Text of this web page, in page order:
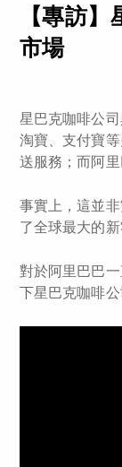
【專訪
市場
星巴克咖啡公
淘寶、支付寶
送服務；而阿
事實上，這並
了全球最大的
對於阿里巴巴
下星巴克咖啡